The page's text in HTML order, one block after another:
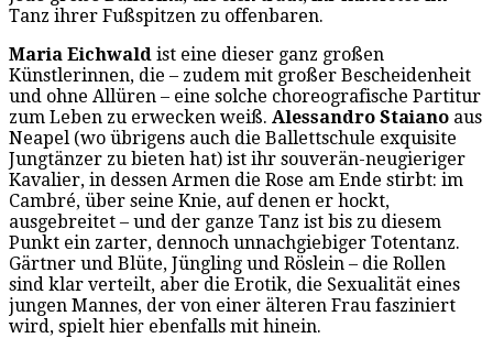
Tanz ihrer Fußspitzen zu offenbaren.
Maria Eichwald ist eine dieser ganz großen
Künstlerinnen, die – zudem mit großer Bescheidenheit
und ohne Allüren – eine solche choreografische Partitur
zum Leben zu erwecken weiß. Alessandro Staiano aus
Neapel (wo übrigens auch die Ballettschule exquisite
Jungtänzer zu bieten hat) ist ihr souverän-neugieriger
Kavalier, in dessen Armen die Rose am Ende stirbt: im
Cambré, über seine Knie, auf denen er hockt,
ausgebreitet – und der ganze Tanz ist bis zu diesem
Punkt ein zarter, dennoch unnachgiebiger Totentanz.
Gärtner und Blüte, Jüngling und Röslein – die Rollen
sind klar verteilt, aber die Erotik, die Sexualität eines
jungen Mannes, der von einer älteren Frau fasziniert
wird, spielt hier ebenfalls mit hinein.